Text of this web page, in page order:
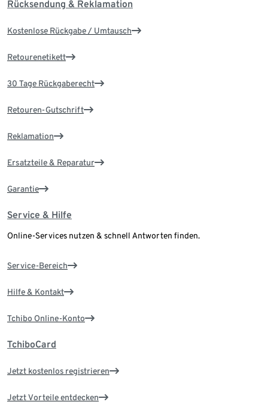
Rücksendung & Reklamation
Kostenlose Rückgabe / Umtausch
Retourenetikett
30 Tage Rückgaberecht
Retouren-Gutschrift
Reklamation
Ersatzteile & Reparatur
Garantie
Service & Hilfe
Online-Services nutzen & schnell Antworten finden.
Service-Bereich
Hilfe & Kontakt
Tchibo Online-Konto
TchiboCard
Jetzt kostenlos registrieren
Jetzt Vorteile entdecken